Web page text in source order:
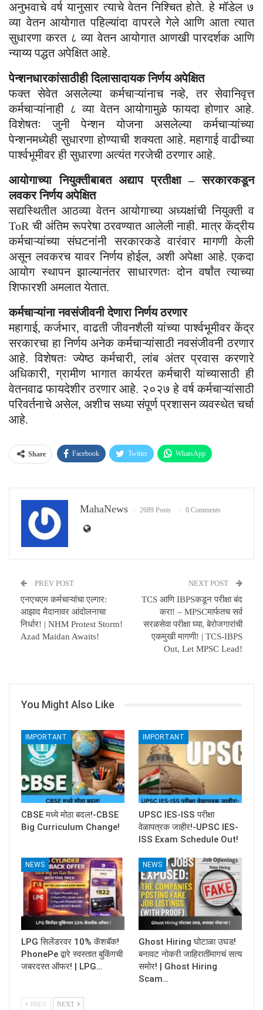
अनुभवाचे वर्ष यानुसार त्याचे वेतन निश्चित होते. हे मॉडेल ७
व्या वेतन आयोगात पहिल्यांदा वापरले गेले आणि आता त्यात
सुधारणा करत ८ व्या वेतन आयोगात आणखी पारदर्शक आणि
न्याय्य पद्धत अपेक्षित आहे.
पेन्शनधारकांसाठीही दिलासादायक निर्णय अपेक्षित
फक्त सेवेत असलेल्या कर्मचाऱ्यांनाच नव्हे, तर सेवानिवृत्त
कर्मचाऱ्यांनाही ८ व्या वेतन आयोगामुळे फायदा होणार आहे.
विशेषतः जुनी पेन्शन योजना असलेल्या कर्मचाऱ्यांच्या
पेन्शनमध्येही सुधारणा होण्याची शक्यता आहे. महागाई वाढीच्या
पार्श्वभूमीवर ही सुधारणा अत्यंत गरजेची ठरणार आहे.
आयोगाच्या नियुक्तीबाबत अद्याप प्रतीक्षा – सरकारकडून
लवकर निर्णय अपेक्षित
सद्यस्थितीत आठव्या वेतन आयोगाच्या अध्यक्षांची नियुक्ती व
ToR ची अंतिम रूपरेषा ठरवण्यात आलेली नाही. मात्र केंद्रीय
कर्मचाऱ्यांच्या संघटनांनी सरकारकडे वारंवार मागणी केली
असून लवकरच यावर निर्णय होईल, अशी अपेक्षा आहे. एकदा
आयोग स्थापन झाल्यानंतर साधारणतः दोन वर्षांत त्याच्या
शिफारशी अमलात येतात.
कर्मचाऱ्यांना नवसंजीवनी देणारा निर्णय ठरणार
महागाई, कर्जभार, वाढती जीवनशैली यांच्या पार्श्वभूमीवर केंद्र
सरकारचा हा निर्णय अनेक कर्मचाऱ्यांसाठी नवसंजीवनी ठरणार
आहे. विशेषतः ज्येष्ठ कर्मचारी, लांब अंतर प्रवास करणारे
अधिकारी, ग्रामीण भागात कार्यरत कर्मचारी यांच्यासाठी ही
वेतनवाढ फायदेशीर ठरणार आहे. २०२७ हे वर्ष कर्मचाऱ्यांसाठी
परिवर्तनाचे असेल, अशीच सध्या संपूर्ण प्रशासन व्यवस्थेत चर्चा
आहे.
Share Facebook Twitter WhatsApp
MahaNews 2689 Posts 0 Comments
PREV POST
एनएचएम कर्मचाऱ्यांचा एल्गार:
आझाद मैदानावर आंदोलनाचा
निर्धार! | NHM Protest Storm!
Azad Maidan Awaits!
NEXT POST
TCS आणि IBPSकडून परीक्षा बंद
करा! – MPSCमार्फतच सर्व
सरळसेवा परीक्षा घ्या, बेरोजगारांची
एकमुखी मागणी! | TCS-IBPS
Out, Let MPSC Lead!
You Might Also Like
IMPORTANT
CBSE मध्ये मोठा बदल!-CBSE
Big Curriculum Change!
IMPORTANT
UPSC IES-ISS परीक्षा
वेळापत्रक जाहीर!-UPSC IES-
ISS Exam Schedule Out!
NEWS
LPG सिलेंडरवर 10% कॅशबॅक!
PhonePe द्वारे स्वस्तात बुकिंगची
जबरदस्त ऑफर! | LPG…
NEWS
Ghost Hiring घोटाळा उघड!
बनावट नोकरी जाहिरातींमागचं सत्य
समोर! | Ghost Hiring
Scam…
PREV NEXT